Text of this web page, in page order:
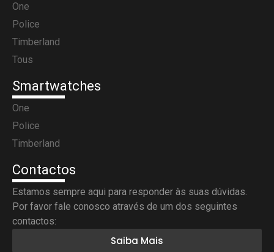
One
Police
Timberland
Tous
Smartwatches
One
Police
Timberland
Contactos
Estamos sempre aqui para responder às suas dúvidas.
Por favor fale conosco através de um dos seguintes
contactos:
Saiba Mais